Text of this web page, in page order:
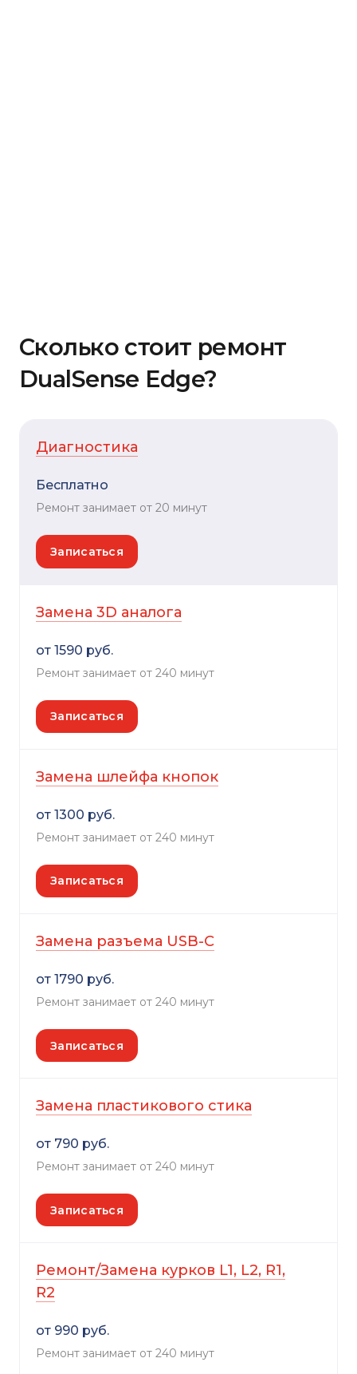
Сколько стоит ремонт
DualSense Edge?
Диагностика
Бесплатно
Ремонт занимает от 20 минут
Записаться
Замена 3D аналога
от 1590 руб.
Ремонт занимает от 240 минут
Записаться
Замена шлейфа кнопок
от 1300 руб.
Ремонт занимает от 240 минут
Записаться
Замена разъема USB-C
от 1790 руб.
Ремонт занимает от 240 минут
Записаться
Замена пластикового стика
от 790 руб.
Ремонт занимает от 240 минут
Записаться
Ремонт/Замена курков L1, L2, R1,
R2
от 990 руб.
Ремонт занимает от 240 минут